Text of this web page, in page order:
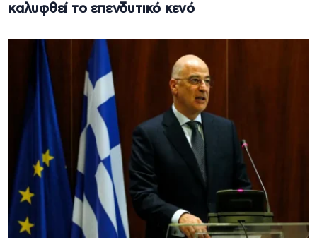
καλυφθεί το επενδυτικό κενό